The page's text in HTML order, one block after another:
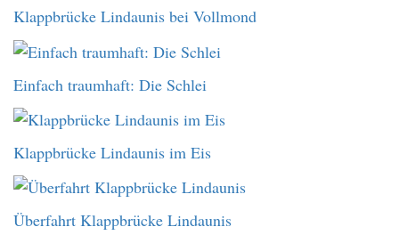
Klappbrücke Lindaunis bei Vollmond
Einfach traumhaft: Die Schlei
Klappbrücke Lindaunis im Eis
Überfahrt Klappbrücke Lindaunis